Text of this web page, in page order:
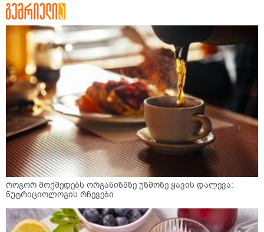
როგორ მოქმედებს ორგანიზმზე უზმოზე ყავის დალევა:
ნუტრიციოლოგის რჩევები